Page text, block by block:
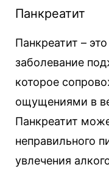
Панкреатит
Панкреатит –
заболевание
которое
ощущениями в
Панкреатит
неправильного
увлечения